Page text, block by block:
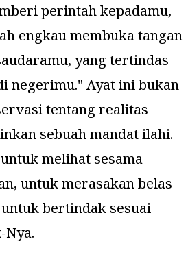
perintah kepadamu,
engkau membuka tangan
yang tertindas
negerimu." Ayat ini bukan
tentang realitas
sebuah mandat ilahi.
melihat sesama
untuk merasakan belas
bertindak sesuai
Nya.